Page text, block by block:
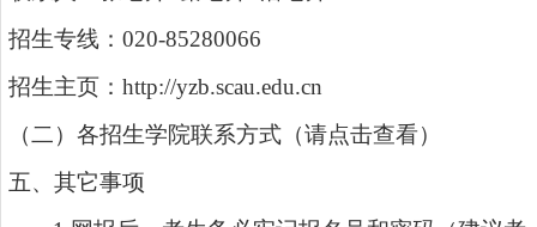
招生专线： 020-85280066
招生主页： http://yzb.scau.edu.cn
（二）各招生学院联系方式 （请点击查看）
五、其它事项